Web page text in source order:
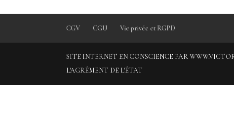
CGV CGU Vie privée et RGPD
SITE INTERNET EN CONSCIENCE PAR
L'AGRÉMENT DE L'ÉTAT